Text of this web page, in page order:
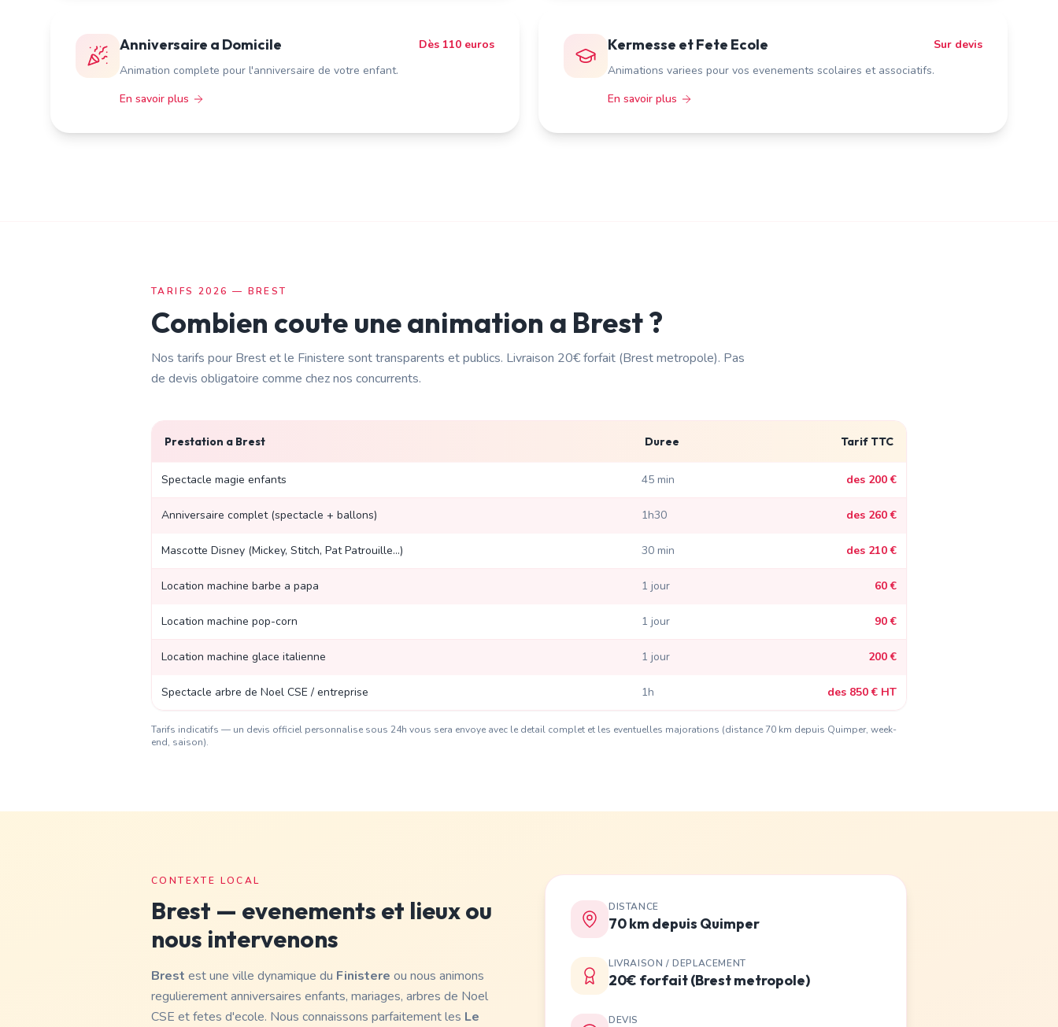
Anniversaire a Domicile
Dès 110 euros
Animation complete pour l'anniversaire de votre enfant.
En savoir plus
Kermesse et Fete Ecole
Sur devis
Animations variees pour vos evenements scolaires et associatifs.
En savoir plus
TARIFS 2026 — BREST
Combien coute une animation a Brest?
Nos tarifs pour Brestet le Finistere sont transparents et publics. Livraison 20€ forfait (Brest metropole). Pas
de devis obligatoire comme chez nos concurrents.
Prestation a Brest Duree Tarif TTC
Spectacle magie enfants 45 min des 200 €
Anniversaire complet (spectacle + ballons) 1h30 des 260 €
Mascotte Disney (Mickey, Stitch, Pat Patrouille...) 30 min des 210 €
Location machine barbe a papa 1 jour 60 €
Location machine pop-corn 1 jour 90 €
Location machine glace italienne 1 jour 200 €
Spectacle arbre de Noel CSE / entreprise 1h des 850 € HT
Tarifs indicatifs — un devis officiel personnalise sous 24h vous sera envoye avec le detail complet et les eventuelles majorations (distance 70 km depuis Quimper, week-
end, saison).
CONTEXTE LOCAL
Brest — evenements et lieux ou
nous intervenons
Brest est une ville dynamique du Finistere ou nous animons
regulierement anniversaires enfants, mariages, arbres de Noel
CSE et fetes d'ecole. Nous connaissons parfaitement les Le
DISTANCE
70 km depuis Quimper
LIVRAISON / DEPLACEMENT
20€ forfait (Brest metropole)
DEVIS